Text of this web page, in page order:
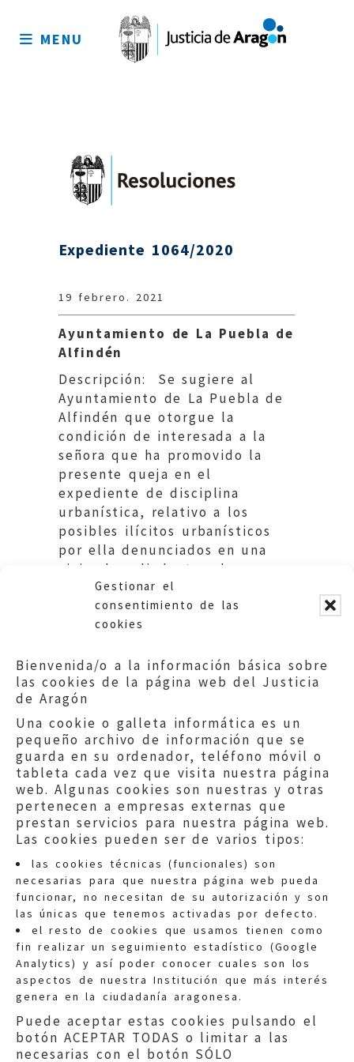
Gestionar el
consentimiento de las
cookies
Bienvenida/o a la información básica sobre
las cookies de la página web del Justicia
de Aragón
Una cookie o galleta informática es un
pequeño archivo de información que se
guarda en su ordenador, teléfono móvil o
tableta cada vez que visita nuestra página
web. Algunas cookies son nuestras y otras
pertenecen a empresas externas que
prestan servicios para nuestra página web.
Las cookies pueden ser de varios tipos:
las cookies técnicas (funcionales) son
necesarias para que nuestra página web pueda
funcionar, no necesitan de su autorización y son
las únicas que tenemos activadas por defecto.
el resto de cookies que usamos tienen como
fin realizar un seguimiento estadístico (Google
Analytics) y así poder conocer cuales son los
aspectos de nuestra Institución que más interés
genera en la ciudadanía aragonesa.
Puede aceptar estas cookies pulsando el
botón ACEPTAR TODAS o limitar a las
necesarias con el botón SÓLO
sitio
MENU
Expediente 1064/2020
19 febrero. 2021
Ayuntamiento de La Puebla de
Alfindén
Descripción: Se sugiere al
Ayuntamiento de La Puebla de
Alfindén que otorgue la
condición de interesada a la
señora que ha promovido la
presente queja en el
expediente de disciplina
urbanística, relativo a los
posibles ilícitos urbanísticos
por ella denunciados en una
vivienda colindante a la suya.
Quejas:quejas@eljusticiadearagon.es
Información general:
informacion@eljusticiadearagon.es
Teléfonos:900 210 210/